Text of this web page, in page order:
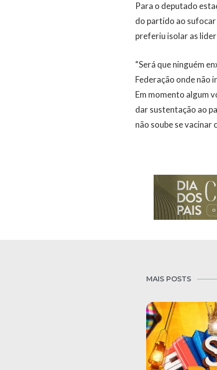
Para o deputado
do partido ao
preferiu isolar as
“Será que ninguém
Federação onde não
Em momento algum
dar sustentação ao
não soube se vacinar
MAIS POSTS